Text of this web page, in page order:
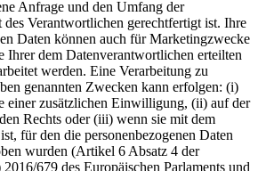
Anfrage und den Umfang der
des Verantwortlichen gerechtfertigt ist. Ihre
Daten können auch für Marketingzwecke
Ihrer dem Datenverantwortlichen erteilten
werden. Eine Verarbeitung zu
genannten Zwecken kann erfolgen: (i)
einer zusätzlichen Einwilligung, (ii) auf der
Rechts oder (iii) wenn sie mit dem
für den die personenbezogenen Daten
wurden (Artikel 6 Absatz 4 der
679 des Europäischen Parlaments und